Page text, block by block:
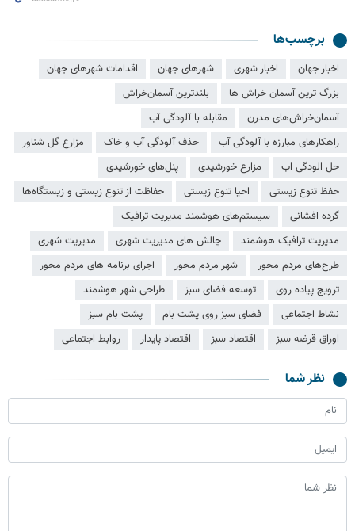
برچسب‌ها
اخبار جهان اخبار شهری شهرهای جهان
اقدامات شهرهای جهان
بزرگ ترین آسمان خراش ها
بلندترین آسمان‌خراش
آسمان‌خراش‌های مدرن
مقابله با آلودگی آب
راهکارهای مبارزه با آلودگی آب
حذف آلودگی آب و خاک
مزارع گل شناور
حل الودگی اب
مزارع خورشیدی
پنل‌های خورشیدی
حفظ تنوع زیستی
احیا تنوع زیستی
حفاظت از تنوع زیستی و زیستگاه‌ها
گرده افشانی
سیستم‌های هوشمند مدیریت ترافیک
مدیریت ترافیک هوشمند
چالش های مدیریت شهری
مدیریت شهری
طرح‌های مردم محور
شهر مردم محور
اجرای برنامه های مردم محور
ترویج پیاده روی
توسعه فضای سبز
طراحی شهر هوشمند
نشاط اجتماعی
فضای سبز روی پشت بام
پشت بام سبز
اوراق قرضه سبز
اقتصاد سبز اقتصاد پایدار روابط اجتماعی
نظر شما